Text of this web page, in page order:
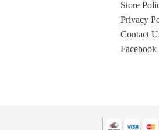
Store
Privacy
Contact
Facebook